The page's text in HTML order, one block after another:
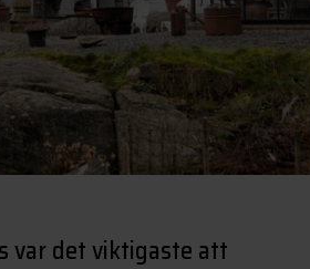
var det viktigaste att